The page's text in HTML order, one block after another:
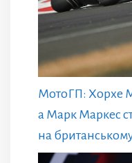
МотоГП: Хорхе
а Марк Маркес
на